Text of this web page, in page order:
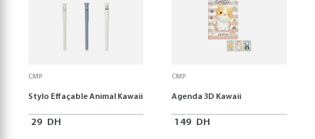
CMP
Stylo Effaçable Animal Kawaii
29 DH
CMP
Agenda 3D Kawaii
149 DH